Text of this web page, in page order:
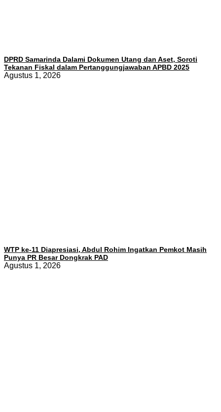
DPRD Samarinda Dalami Dokumen Utang dan Aset, Soroti
Tekanan Fiskal dalam Pertanggungjawaban APBD 2025
Agustus 1, 2026
WTP ke-11 Diapresiasi, Abdul Rohim Ingatkan Pemkot Masih
Punya PR Besar Dongkrak PAD
Agustus 1, 2026